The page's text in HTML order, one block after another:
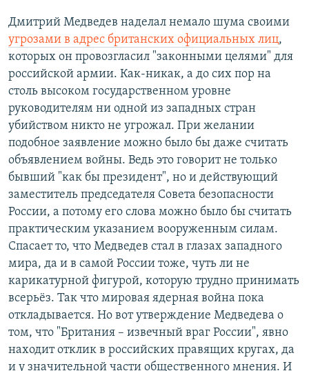
Все сайты РСЕ/РС
Дмитрий Медведев наделал немало шума своими
угрозами в адрес британских официальных лиц,
которых он провозгласил "законными целями" для
российской армии. Как-никак, а до сих пор на
столь высоком государственном уровне
руководителям ни одной из западных стран
убийством никто не угрожал. При желании
подобное заявление можно было бы даже считать
объявлением войны. Ведь это говорит не только
бывший "как бы президент", но и действующий
заместитель председателя Совета безопасности
России, а потому его слова можно было бы считать
практическим указанием вооруженным силам.
Спасает то, что Медведев стал в глазах западного
мира, да и в самой России тоже, чуть ли не
карикатурной фигурой, которую трудно принимать
всерьёз. Так что мировая ядерная война пока
откладывается. Но вот утверждение Медведева о
том, что "Британия – извечный враг России", явно
находит отклик в российских правящих кругах, да
и у значительной части общественного мнения. И